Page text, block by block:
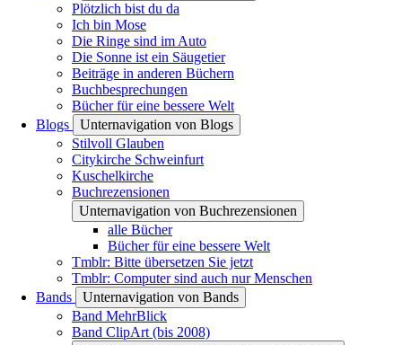
Plötzlich bist du da
Ich bin Mose
Die Ringe sind im Auto
Die Sonne ist ein Säugetier
Beiträge in anderen Büchern
Buchbesprechungen
Bücher für eine bessere Welt
Blogs
Unternavigation von Blogs
Stilvoll Glauben
Citykirche Schweinfurt
Kuschelkirche
Buchrezensionen
Unternavigation von Buchrezensionen
alle Bücher
Bücher für eine bessere Welt
Tmblr: Bitte übersetzen Sie jetzt
Tmblr: Computer sind auch nur Menschen
Bands
Unternavigation von Bands
Band MehrBlick
Band ClipArt (bis 2008)